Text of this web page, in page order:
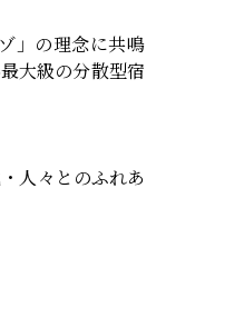
」の理念に共鳴
大級の分散型宿
人々とのふれあ